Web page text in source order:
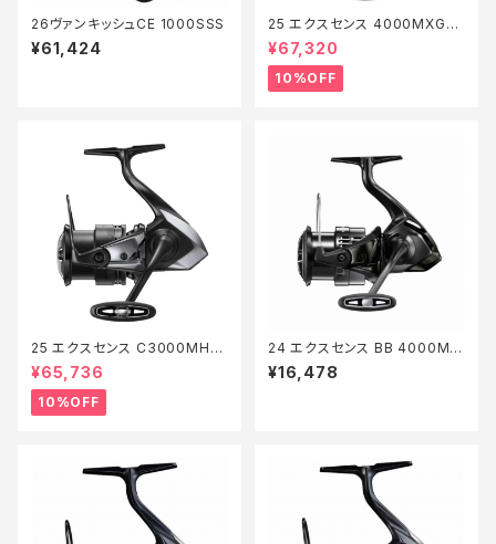
26ヴァンキッシュCE 1000SSS
¥61,424
25 エクスセンス 4000MXG
【継続セール_リール】【10】
¥67,320
10%OFF
25 エクスセンス C3000MHG
【継続セール_リール】【10】
¥65,736
10%OFF
24 エクスセンス BB 4000MH
G
¥16,478